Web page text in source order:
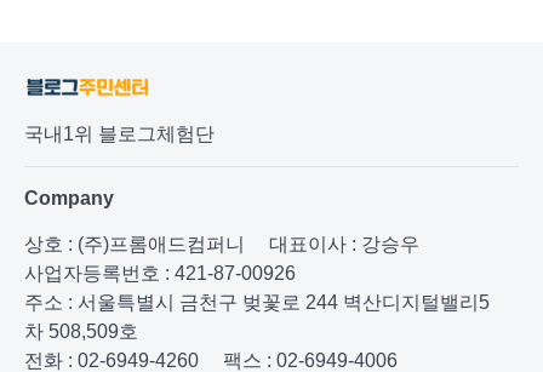
국내1위 블로그체험단
Company
상호 : (주)프롬애드컴퍼니
대표이사 : 강승우
사업자등록번호 : 421-87-00926
주소 : 서울특별시 금천구 벚꽃로 244 벽산디지털밸리5
차 508,509호
전화 : 02-6949-4260
팩스 : 02-6949-4006